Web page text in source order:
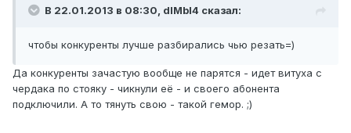
В 22.01.2013 в 08:30, dIMbI4 сказал:
чтобы конкуренты лучше разбирались чью резать=)
Да конкуренты зачастую вообще не парятся - идет витуха с
чердака по стояку - чикнули её - и своего абонента
подключили. А то тянуть свою - такой гемор. ;)